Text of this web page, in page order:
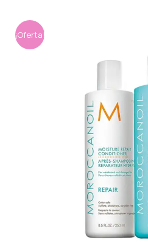
¡Oferta!